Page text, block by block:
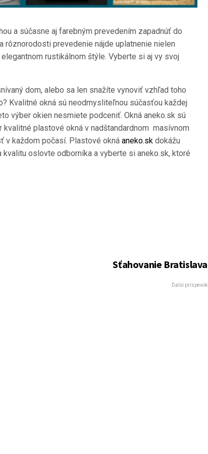
a súčasne aj farebným prevedením zapadnúť do
rôznorodosti prevedenie nájde uplatnenie nielen
rustikálnom štýle. Vyberte si aj vy svoj
dom, alebo sa len snažíte vynoviť vzhľad toho
Kvalitné okná sú neodmysliteľnou súčasťou každej
výber okien nesmiete podceniť. Okná aneko.sk sú
plastové okná v nadštandardnom masívnom
v každom počasí. Plastové okná aneko.sk dokážu
oslovte odborníka a vyberte si aneko.sk, ktoré
Sťahovanie Bratislava
Ďalší príspevok